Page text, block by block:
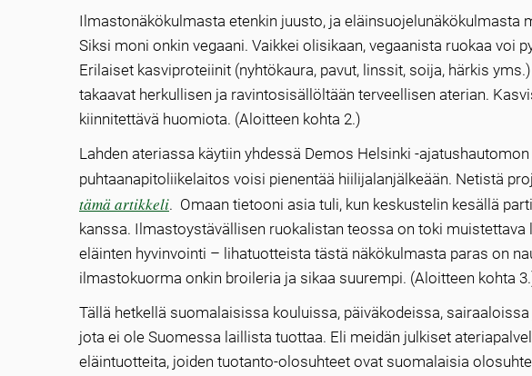
Ilmastonäkökulmasta etenkin juusto, ja eläinsuojelunäkökulmasta
Siksi moni onkin vegaani. Vaikkei olisikaan, vegaanista ruokaa voi
Erilaiset kasviproteiinit (nyhtökaura, pavut, linssit, soija, härkis
takaavat herkullisen ja ravintosisällöltään terveellisen aterian.
kiinnitettävä huomiota. (Aloitteen kohta 2.)
Lahden ateriassa käytiin yhdessä Demos Helsinki -
puhtaanapitoliikelaitos voisi pienentää hiilijalanjälkeään. Netistä
tämä artikkeli. Omaan tietooni asia tuli, kun keskustelin kesällä
kanssa. Ilmastoystävällisen ruokalistan teossa on toki
eläinten hyvinvointi – lihatuotteista tästä näkökulmasta paras on
ilmastokuorma onkin broileria ja sikaa suurempi. (Aloitteen kohta
Tällä hetkellä suomalaisissa kouluissa, päiväkodeissa,
jota ei ole Suomessa laillista tuottaa. Eli meidän julkiset
eläintuotteita, joiden tuotanto-olosuhteet ovat suomalaisia